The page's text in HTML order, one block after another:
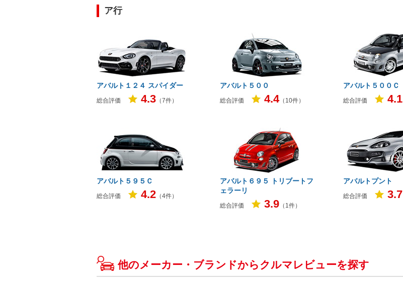
ア行
アバルト１２４ スパイダー
総合評価 4.3 （7件）
アバルト５００
総合評価 4.4（10件）
アバルト５００Ｃ
総合評価 4.1
アバルト５９５Ｃ
総合評価 4.2 （4件）
アバルト６９５ トリブートフ
ェラーリ
総合評価 3.9 （1件）
アバルトプント
総合評価 3.7
他のメーカー・ブランドからクルマレビューを探す